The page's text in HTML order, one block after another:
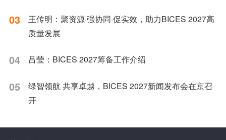
03
王传明：聚资源·强协同·促实效，助力BICES 2027高
质量发展
04 吕莹：BICES 2027筹备工作介绍
05
绿智领航 共享卓越，BICES 2027新闻发布会在京召
开